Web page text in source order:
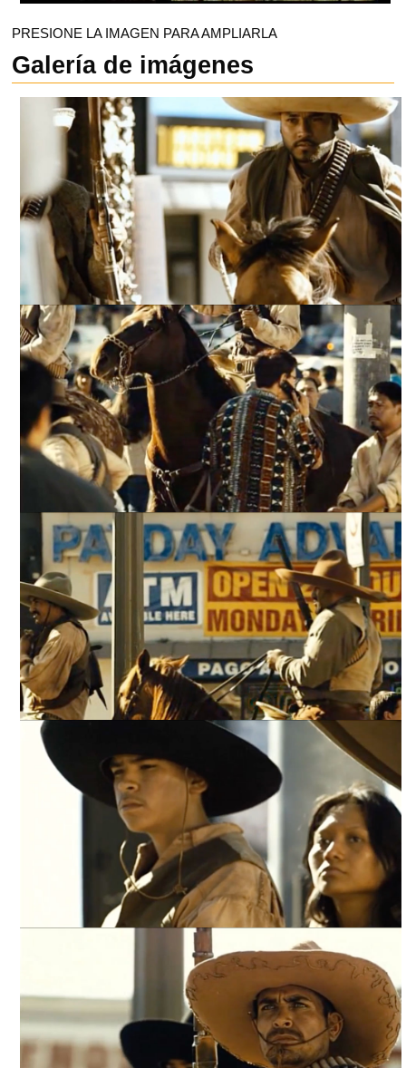
PRESIONE LA IMAGEN PARA AMPLIARLA
Galería de imágenes
REVOLUCIÓN/ EPISODIO: LA 7ª CALLE Y ALVARADO,
ARCHIVO DDCM
REVOLUCIÓN/ EPISODIO: LA 7ª CALLE Y ALVARADO,
ARCHIVO DDCM
REVOLUCIÓN/ EPISODIO: LA 7ª CALLE Y ALVARADO,
ARCHIVO DDCM
REVOLUCIÓN/ EPISODIO: LA 7ª CALLE Y ALVARADO,
ARCHIVO DDCM